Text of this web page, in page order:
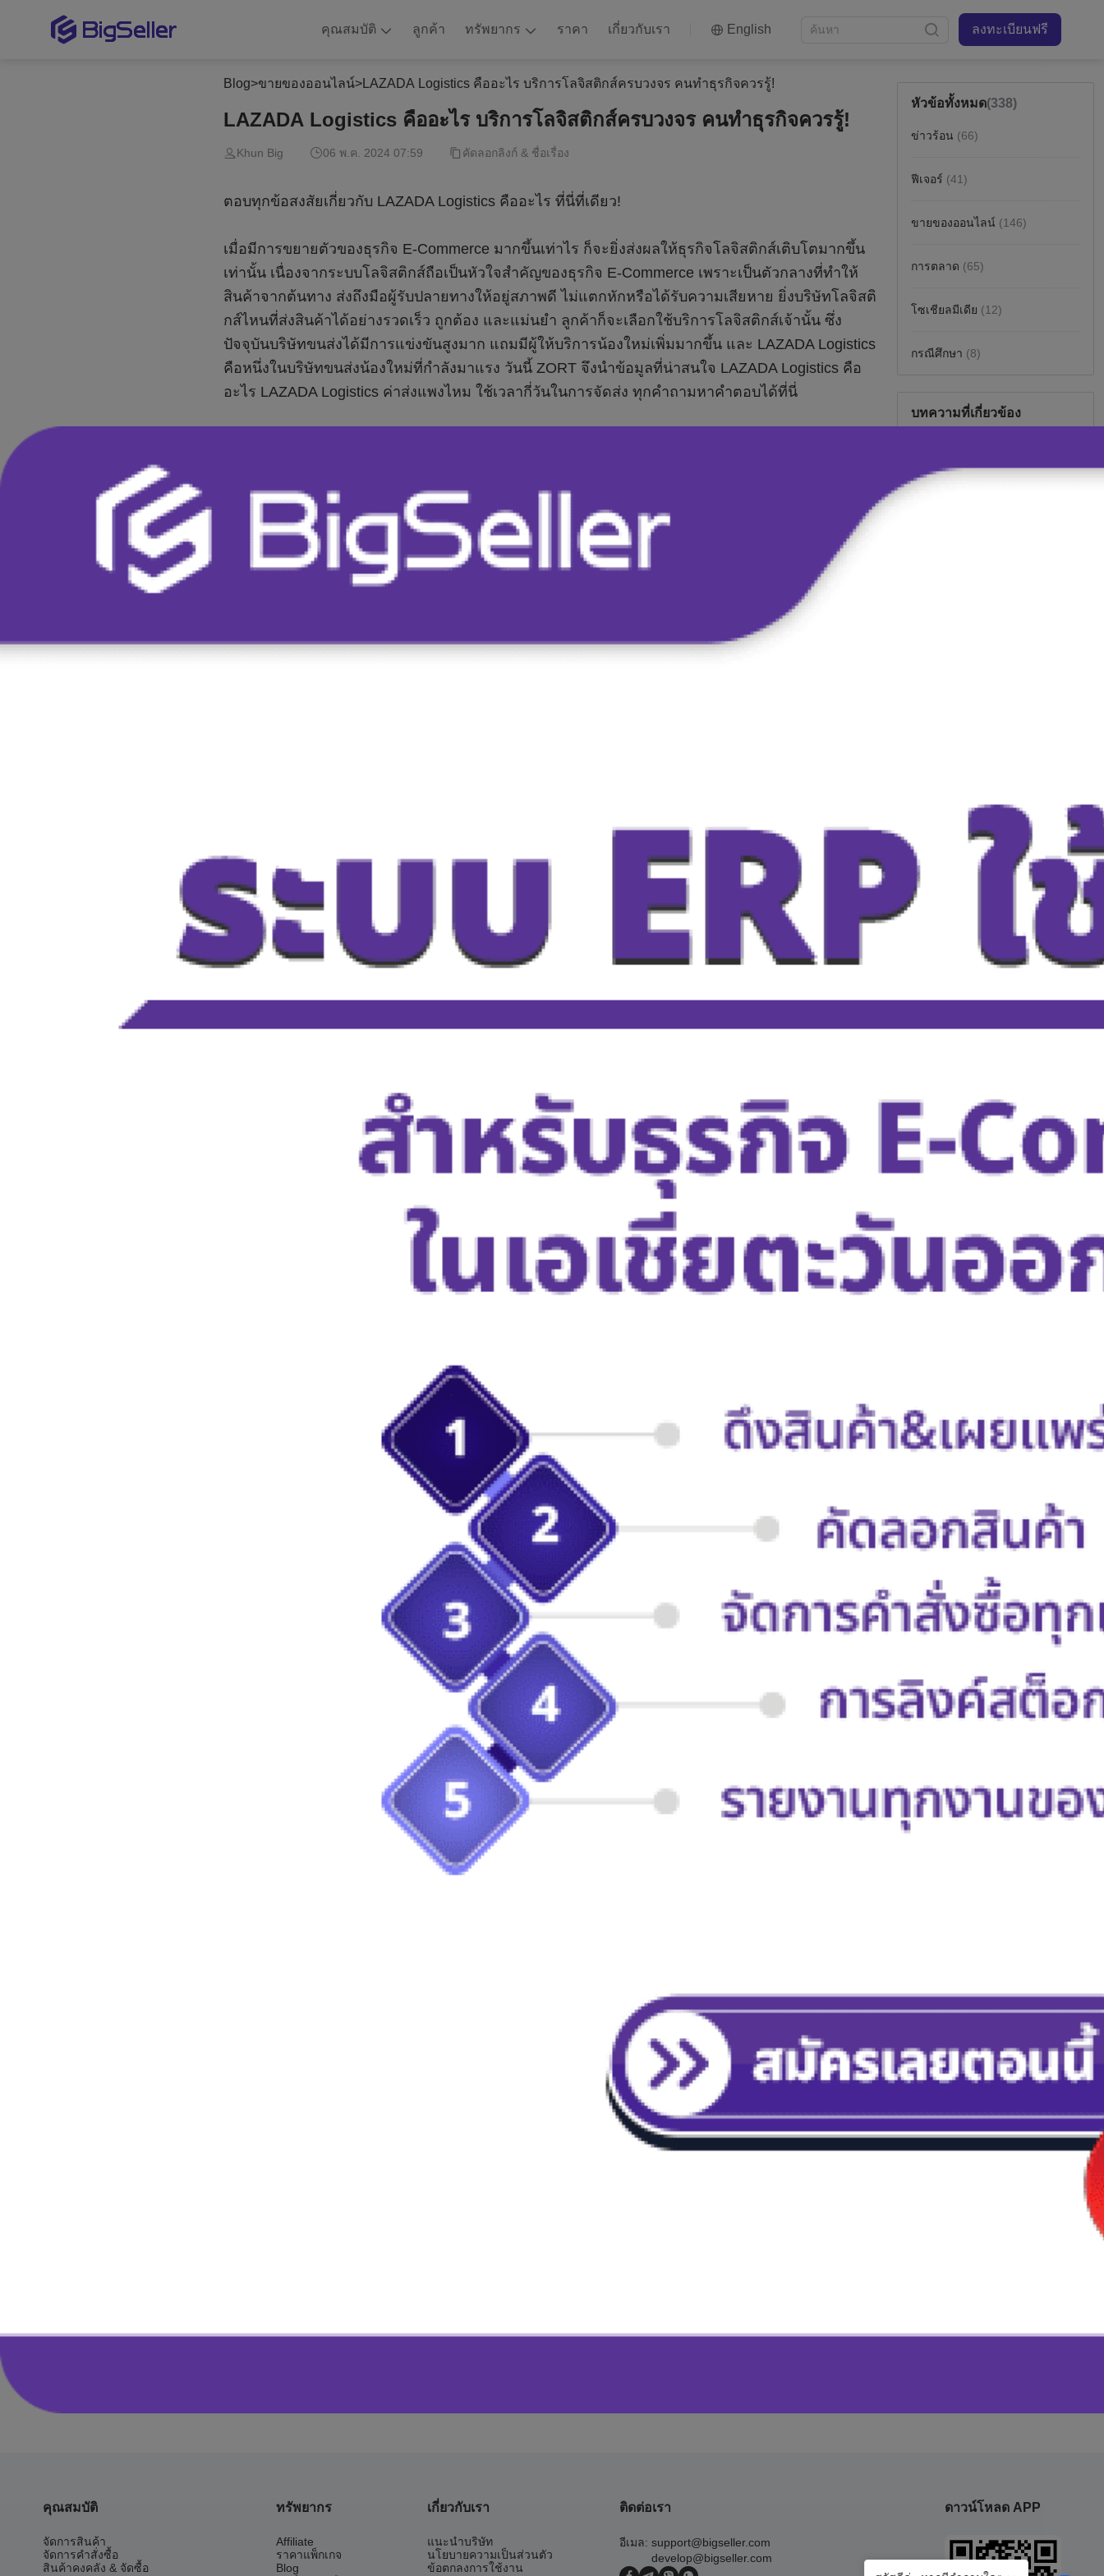
คุณสมบัติ ลูกค้า ทรัพยากร ราคา เกี่ยวกับเรา English ลงทะเบียนฟรี
Blog>ขายของออนไลน์>LAZADA Logistics คืออะไร บริการโลจิสติกส์ครบวงจร คนทำธุรกิจควรรู้!
LAZADA Logistics คืออะไร บริการโลจิสติกส์ครบวงจร คนทำธุรกิจควรรู้!
Khun Big 06 พ.ค. 2024 07:59 คัดลอกลิงก์ & ชื่อเรื่อง
และมีสิทธิประโยชน์อะไรบ้าง
หัวข้อทั้งหมด(338)
ข่าวร้อน (66)
ฟีเจอร์ (41)
ขายของออนไลน์ (146)
การตลาด (65)
โซเชียลมีเดีย (12)
กรณีศึกษา (8)
บทความที่เกี่ยวข้อง
คุณสมบัติ
จัดการสินค้า
จัดการคำสั่งซื้อ
สินค้าคงคลัง & จัดซื้อ
ทรัพยากร
Affiliate
ราคาแพ็กเกจ
Blog
เกี่ยวกับเรา
แนะนำบริษัท
นโยบายความเป็นส่วนตัว
ข้อตกลงการใช้งาน
ติดต่อเรา
อีเมล: support@bigseller.com
develop@bigseller.com
ดาวน์โหลด APP